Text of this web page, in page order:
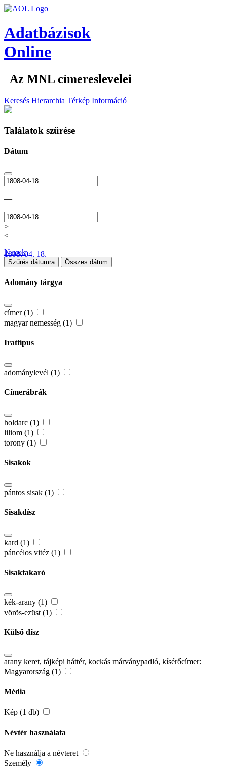
Adatbázisok
Online
Az MNL címereslevelei
Keresés Hierarchia Térkép Információ
Találatok szűrése
Dátum
—
>
<
1808. 04. 18.
Napok
Szűrés dátumra Összes dátum
Adomány tárgya
címer (1)
magyar nemesség (1)
Irattípus
adománylevél (1)
Címerábrák
holdarc (1)
liliom (1)
torony (1)
Sisakok
pántos sisak (1)
Sisakdísz
kard (1)
páncélos vitéz (1)
Sisaktakaró
kék-arany (1)
vörös-ezüst (1)
Külső dísz
arany keret, tájképi háttér, kockás márványpadló, kísérőcímer:
Magyarország (1)
Média
Kép (1 db)
Névtér használata
Ne használja a névteret
Személy